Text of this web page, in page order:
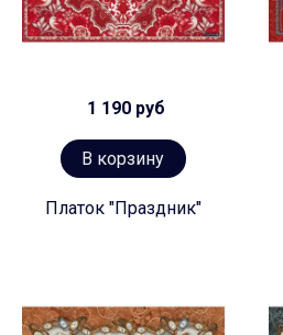
1 190 руб
В корзину
Платок "Праздник"